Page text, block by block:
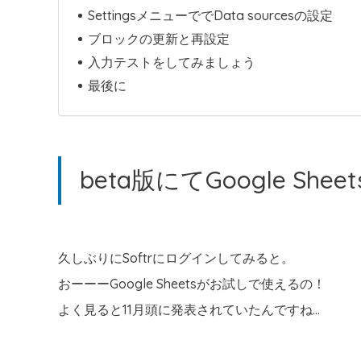
SettingsメニューででData sourcesの設定
ブロックの更新と再設定
入力テストをしてみましょう
最後に
beta版にてGoogle
久しぶりにSoftrにログインしてみると。
おーーーGoogle Sheetsがお試しで使えるの！
よく見ると11月頭に発表されていたんですね…